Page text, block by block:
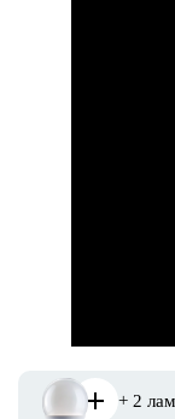
Трековые
Уличное
+ 2